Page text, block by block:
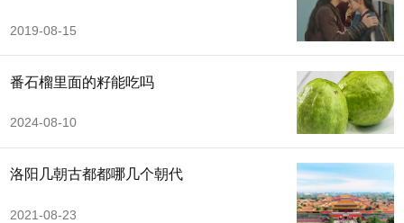
2019-08-15
番石榴里面的籽能吃吗
2024-08-10
洛阳几朝古都都哪几个朝代
2021-08-23